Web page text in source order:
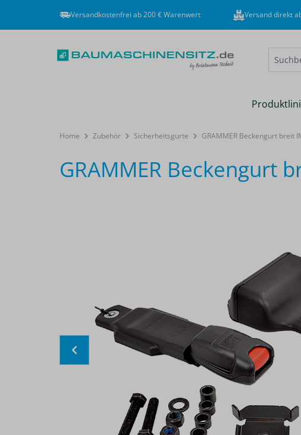
Versandkostenfrei ab 200 € Warenwert Versand direkt
Home Zubehör Sicherheitsgurte GRAMMER Beckengurt breit
GRAMMER Beckengurt